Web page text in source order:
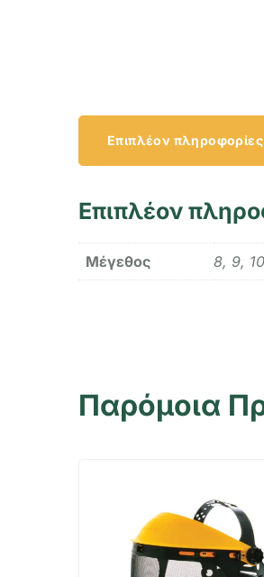
Επιπλέον πληροφορίες
Επιπλέον
Μέγεθος 8, 9,
Παρόμοια